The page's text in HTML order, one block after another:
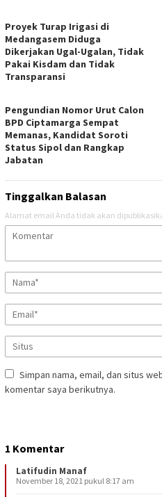
Proyek Turap Irigasi di
Medangasem Diduga
Dikerjakan Ugal-Ugalan, Tidak
Pakai Kisdam dan Tidak
Transparansi
Pengundian Nomor Urut Calon
BPD Ciptamarga Sempat
Memanas, Kandidat Soroti
Status Sipol dan Rangkap
Jabatan
Tinggalkan Balasan
Alamat email Anda tidak akan
Simpan nama, email, dan situs
komentar saya berikutnya.
1 Komentar
Latifudin Manaf
November 18, 2021 pukul 8:17 am